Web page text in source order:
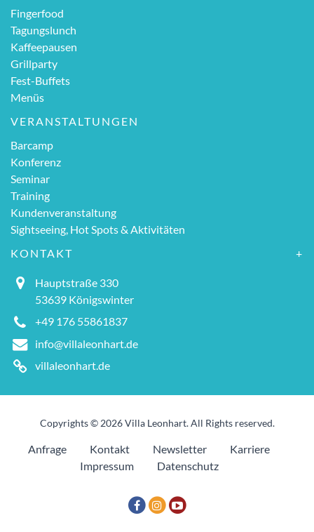
Fingerfood
Tagungslunch
Kaffeepausen
Grillparty
Fest-Buffets
Menüs
VERANSTALTUNGEN
Barcamp
Konferenz
Seminar
Training
Kundenveranstaltung
Sightseeing, Hot Spots & Aktivitäten
KONTAKT
Hauptstraße 330
53639 Königswinter
+49 176 55861837
info@villaleonhart.de
villaleonhart.de
Copyrights © 2026 Villa Leonhart. All Rights reserved.
Anfrage Kontakt Newsletter
Karriere
Impressum
Datenschutz